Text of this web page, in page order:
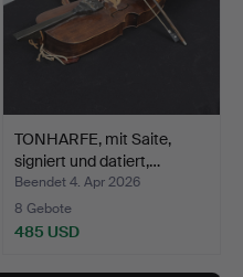
TONHARFE, mit Saite,
signiert und datiert,…
Beendet 4. Apr 2026
8 Gebote
485 USD